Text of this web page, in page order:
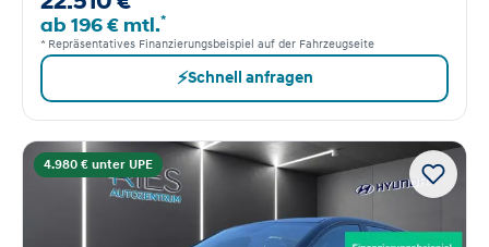
ab 196 € mtl.*
* Repräsentatives Finanzierungsbeispiel auf der Fahrzeugseite
⚡Schnell anfragen
4.980 € unter UPE